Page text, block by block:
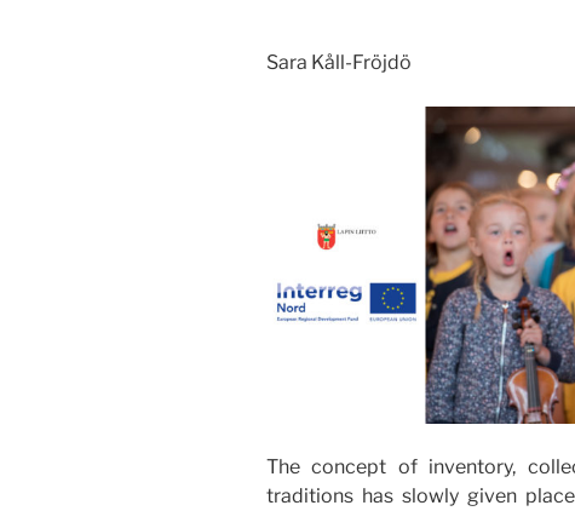
Sara Kåll-Fröjdö
The concept of inventory,
traditions has slowly given